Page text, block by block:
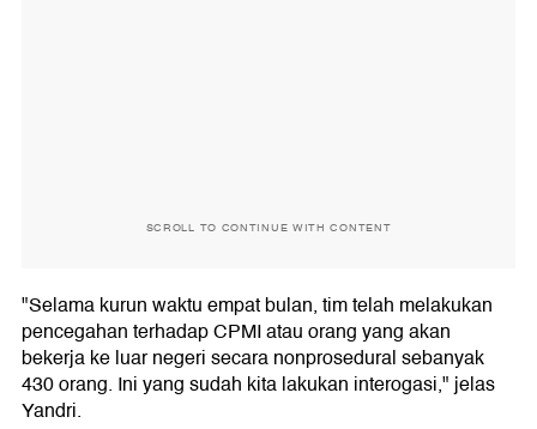
SCROLL TO CONTINUE WITH CONTENT
"Selama kurun waktu empat bulan, tim telah melakukan
pencegahan terhadap CPMI atau orang yang akan
bekerja ke luar negeri secara nonprosedural sebanyak
430 orang. Ini yang sudah kita lakukan interogasi," jelas
Yandri.